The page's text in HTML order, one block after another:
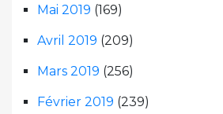
Mai 2019 (169)
Avril 2019 (209)
Mars 2019 (256)
Février 2019 (239)